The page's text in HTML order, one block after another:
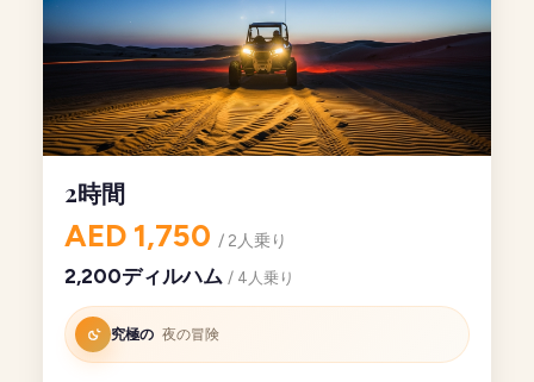
2時間
AED 1,750 / 2人乗り
2,200ディルハム / 4人乗り
究極の 夜の冒険